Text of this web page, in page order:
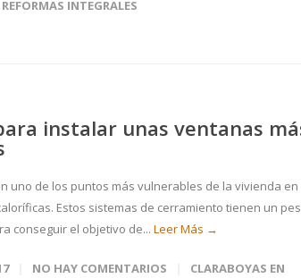
REFORMAS INTEGRALES
instalar unas ventanas
uno de los puntos más vulnerables de la vivienda en
Estos sistemas de cerramiento tienen un
conseguir el objetivo de... Leer Más →
NO HAY COMENTARIOS
CLARABOYAS EN